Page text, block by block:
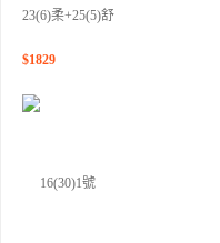
23(6)柔+25(5)舒
$1829